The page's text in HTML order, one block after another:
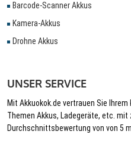
Barcode-Scanner Akkus
Kamera-Akkus
Drohne Akkus
UNSER SERVICE
Mit Akkuokok.de vertrauen Sie
Themen Akkus, Ladegeräte, etc.
Durchschnittsbewertung von von 5